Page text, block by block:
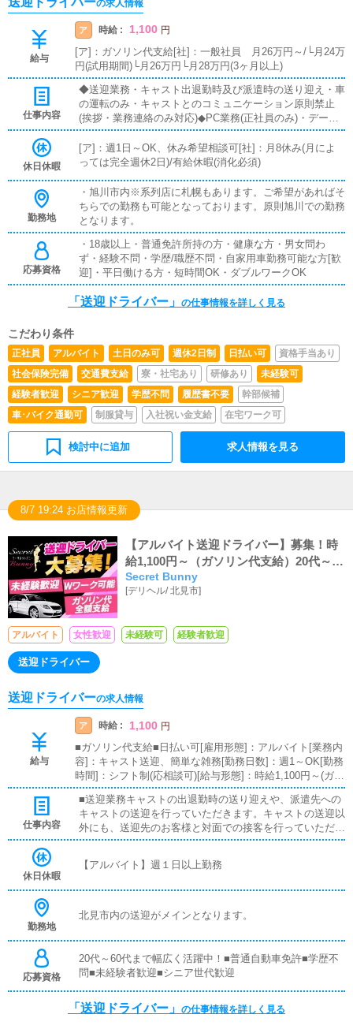
の求人情報
給与
ア 時給 : 1,100 円
[ア]：ガソリン代支給[社]：一般社員 月26万円～/└月24万
円(試用期間)└月26万円└月28万円(3ヶ月以上)
仕事内容
◆送迎業務・キャスト出退勤時及び派遣時の送り迎え・車
の運転のみ・キャストとのコミュニケーション原則禁止
(挨拶・業務連絡のみ対応)◆PC業務(正社員のみ)・データ
入力および、ポータルサイトの情報更新◆電話応対業務
(正社員のみ)・お客様からの電話の対応、予約確認、ドラ
イバーへの配車指示等
休日休暇
[ア]：週1日～OK、休み希望相談可[社]：月8休み(月によ
っては完全週休2日)/有給休暇(消化必須)
勤務地
・旭川市内※系列店に札幌もあります。ご希望があればそ
ちらでの勤務も可能となっております。原則旭川での勤務
となります。
応募資格
・18歳以上・普通免許所持の方・健康な方・男女問わ
ず・経験不問・学歴/職歴不問・自家用車勤務可能な方[歓
迎]・平日働ける方・短時間OK・ダブルワークOK
「送迎ドライバー」 の仕事情報を詳しく見る
こだわり条件
正社員 アルバイト 土日のみ可 週休2日制 日払い可
資格手当あり
社会保険完備
交通費支給 寮・社宅あり 研修あり
未経験可
経験者歓迎
シニア歓迎 学歴不問 履歴書不要
幹部候補
車･バイク通勤可
制服貸与 入社祝い金支給 在宅ワーク可
検討中に追加 求人情報を見る
8/7 19:24 お店情報更新
【アルバイト送迎ドライバー】募集！時
給1,100円～（ガソリン代支給）20代～60
代まで幅広く対応可能！
Secret Bunny
[デリヘル/北見市]
アルバイト 女性歓迎 未経験可 経験者歓迎
送迎ドライバー
送迎ドライバーの求人情報
給与
ア 時給 : 1,100 円
■ガソリン代支給■日払い可[雇用形態]：アルバイト[業務内
容]：キャスト送迎、簡単な雑務[勤務日数]：週1～OK[勤務
時間]：シフト制(応相談可)[給与形態]：時給1,100円～(ガソ
リン代支給)※・マイカー持ち込み可能な方を積極的に採用
します！
仕事内容
■送迎業務キャストの出退勤時の送り迎えや、派遣先への
キャストの送迎を行っていただきます。キャストの送迎以
外にも、送迎先のお客様と対面での接客を行っていただき
ます。お客様のご案内時に、システムの説明や料金の受け
イバーと同乗して行動し、業務の流れを覚えていただきま
事務所や待機室の清掃を行っていただきます。キャストの
休日休暇
【アルバイト】週１日以上勤務
勤務地
北見市内の送迎がメインとなります。
応募資格
20代～60代まで幅広く活躍中！■普通自動車免許■学歴不
問■未経験者歓迎■シニア世代歓迎
「送迎ドライバー」 の仕事情報を詳しく見る